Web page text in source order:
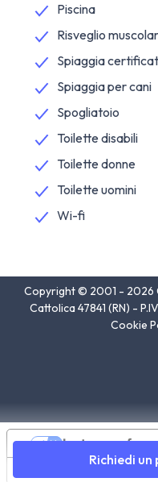
Piscina
Risveglio
Spiaggia
Spiaggia per cani
Spogliatoio
Toilette disabili
Toilette donne
Toilette uomini
Wi-fi
Copyright © 2001 - 2026
Cattolica 47841 (RN) -
Cookie
Richiedi
Informativa sulla
Le tue